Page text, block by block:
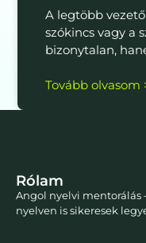
A legtöbb
szókincs vagy a
bizonytalan,
Tovább olvasom
Rólam
Angol nyelvi mentorálás
nyelven is sikeresek